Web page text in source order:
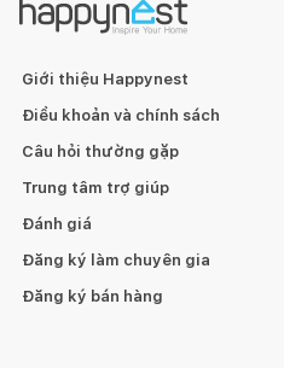
Giới thiệu Happynest
Điều khoản và chính sách
Câu hỏi thường gặp
Trung tâm trợ giúp
Đánh giá
Đăng ký làm chuyên gia
Đăng ký bán hàng